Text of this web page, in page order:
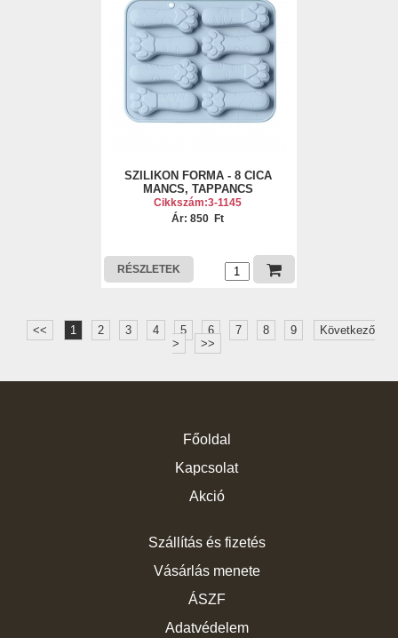
SZILIKON FORMA - 8 CICA
MANCS, TAPPANCS
Cikkszám:3-1145
Ár: 850 Ft
RÉSZLETEK
<< 1 2 3 4 5 6 7 8 9
Következő
>
>>
Főoldal
Kapcsolat
Akció
Szállítás és fizetés
Vásárlás menete
ÁSZF
Adatvédelem